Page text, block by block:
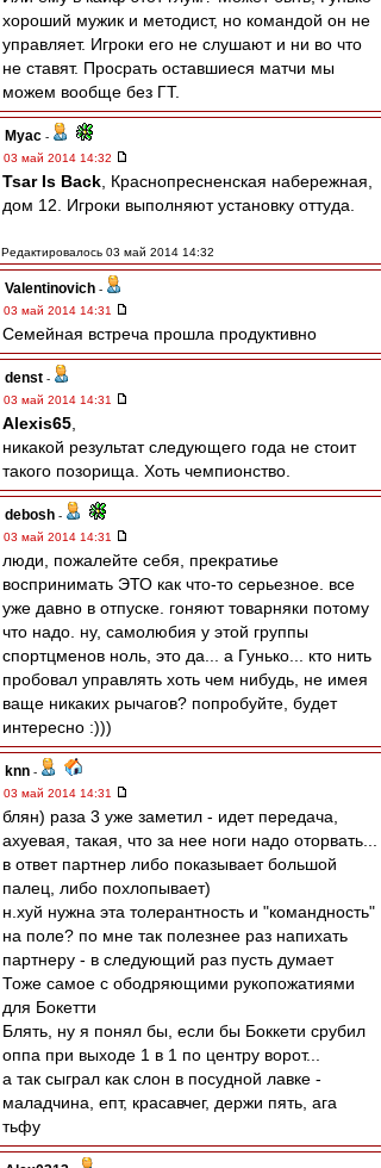
хороший мужик и методист, но командой он не
управляет. Игроки его не слушают и ни во что
не ставят. Просрать оставшиеся матчи мы
можем вообще без ГТ.
Myac -
03 май 2014 14:32
Tsar Is Back , Краснопресненская набережная,
дом 12. Игроки выполняют установку оттуда.
Редактировалось 03 май 2014 14:32
Valentinovich -
03 май 2014 14:31
Семейная встреча прошла продуктивно
denst -
03 май 2014 14:31
Alexis65
никакой результат следующего года не стоит
такого позорища. Хоть чемпионство.
debosh -
03 май 2014 14:31
люди, пожалейте себя, прекратиье
воспринимать ЭТО как что-то серьезное. все
уже давно в отпуске. гоняют товарняки потому
что надо. ну, самолюбия у этой группы
спортцменов ноль, это да... а Гунько... кто нить
пробовал управлять хоть чем нибудь, не имея
ваще никаких рычагов? попробуйте, будет
интересно :)))
knn -
03 май 2014 14:31
блян) раза 3 уже заметил - идет передача,
ахуевая, такая, что за нее ноги надо оторвать...
в ответ партнер либо показывает большой
палец, либо похлопывает)
н.хуй нужна эта толерантность и "командность"
на поле? по мне так полезнее раз напихать
партнеру - в следующий раз пусть думает
Тоже самое с ободряющими рукопожатиями
для Бокетти
Блять, ну я понял бы, если бы Боккети срубил
оппа при выходе 1 в 1 по центру ворот...
а так сыграл как слон в посудной лавке -
маладчина, епт, красавчег, держи пять, ага
тьфу